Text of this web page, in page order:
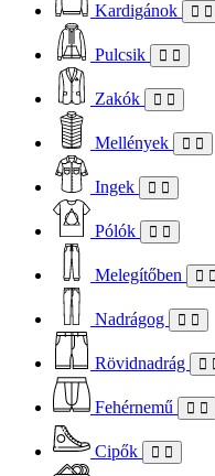
Kardigánok
Pulcsik
Zakók
Mellények
Ingek
Pólók
Melegítőben
Nadrágog
Rövidnadrág
Fehérnemű
Cipők